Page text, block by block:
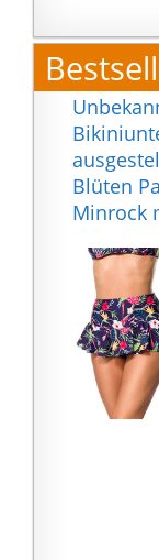
Blüten
Minrock